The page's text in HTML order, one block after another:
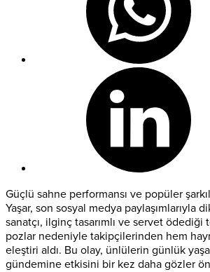
Güçlü sahne performansı ve popüler
Yaşar, son sosyal medya paylaşımlarıyla
sanatçı, ilginç tasarımlı ve servet ödediği
pozlar nedeniyle takipçilerinden hem
eleştiri aldı. Bu olay, ünlülerin günlük
gündemine etkisini bir kez daha gözler